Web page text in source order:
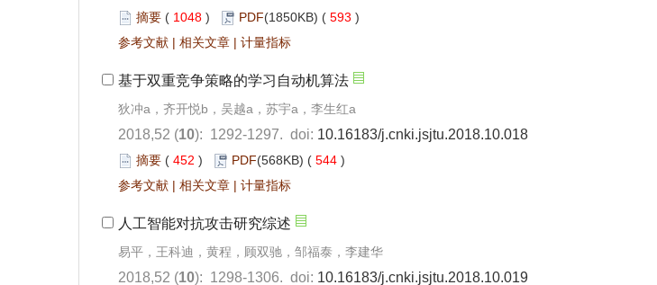
摘要 ( 1048 ) PDF(1850KB) ( 593 )
参考文献 | 相关文章 | 计量指标
基于双重竞争策略的学习自动机算法
狄冲a，齐开悦b，吴越a，苏宇a，李生红a
2018,52 (10): 1292-1297. doi: 10.16183/j.cnki.jsjtu.2018.10.018
摘要 ( 452 ) PDF(568KB) ( 544 )
参考文献 | 相关文章 | 计量指标
人工智能对抗攻击研究综述
易平，王科迪，黄程，顾双驰，邹福泰，李建华
2018,52 (10): 1298-1306. doi: 10.16183/j.cnki.jsjtu.2018.10.019